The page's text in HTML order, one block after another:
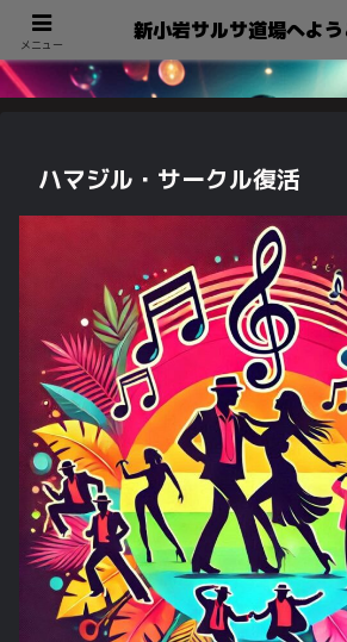
新小岩サルサ道場へよ
ハマジル・サークル復活
メニュー
新小岩サルサ道場へよう